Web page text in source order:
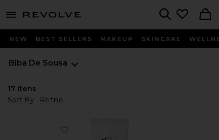
menu - shows more content
NEW BEST SELLERS MAKEUP SKINCARE
Biba De Sousa
17 Itens
Sort By
Refine
Favorite The Zinc Mask With Goji Berry Prebiotic